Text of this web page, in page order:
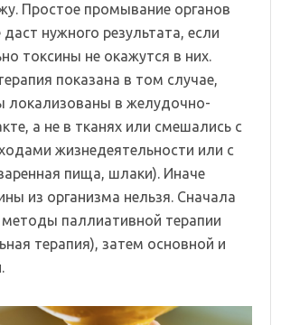
Простое промывание органов
нужного результата, если
токсины не окажутся в них.
показана в том случае,
локализованы в желудочно-
а не в тканях или смешались с
жизнедеятельности или с
пища, шлаки). Иначе
из организма нельзя. Сначала
паллиативной терапии
терапия), затем основной и